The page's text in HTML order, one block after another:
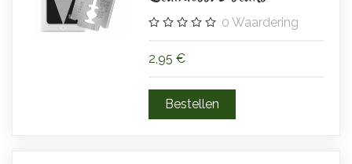
0 Waardering
2,95 €